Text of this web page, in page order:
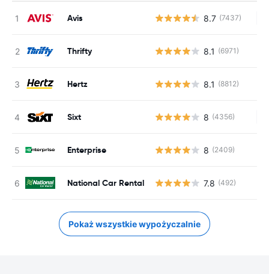
Avis 8.7 (7437)
Thrifty 8.1 (6971)
Hertz 8.1 (8812)
Sixt 8 (4356)
Enterprise 8 (2409)
National Car Rental 7.8 (492)
Pokaż wszystkie wypożyczalnie